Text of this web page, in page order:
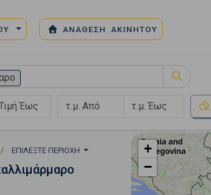
ΑΝΑΘΕΣΗ ΑΚΙΝΗΤΟΥ
ΕΠΙΛΈΞΤΕ ΠΕΡΙΟΧΉ
+
−